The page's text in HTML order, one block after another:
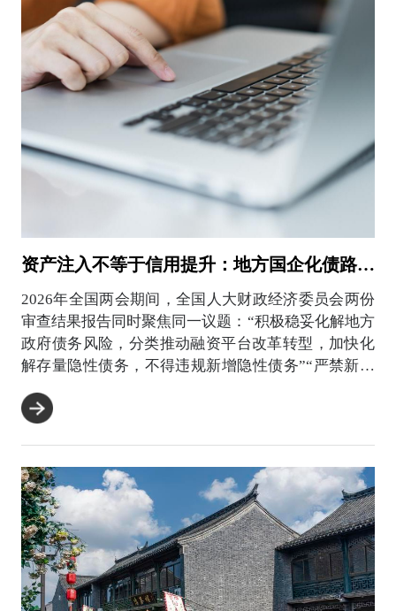
资产注入不等于信用提升：地方国企化债路上的三道关
2026年全国两会期间，全国人大财政经济委员会两份
审查结果报告同时聚焦同一议题：“积极稳妥化解地方
政府债务风险，分类推动融资平台改革转型，加快化
解存量隐性债务，不得违规新增隐性债务”“严禁新设